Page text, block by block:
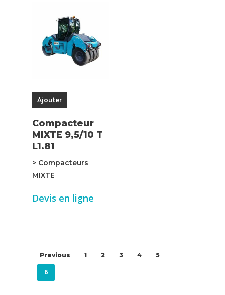
Ajouter
Compacteur
MIXTE 9,5/10 T
L1.81
> Compacteurs
MIXTE
Devis en ligne
Previous 1 2 3 4 5
6